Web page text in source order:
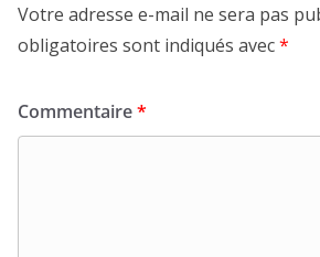
Votre adresse e-mail ne sera pas
obligatoires sont indiqués avec*
Commentaire*